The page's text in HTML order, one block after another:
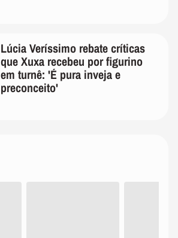
Lúcia Veríssimo rebate críticas
que Xuxa recebeu por figurino
em turnê: 'É pura inveja e
preconceito'